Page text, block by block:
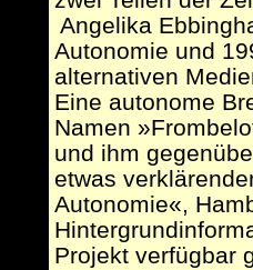
Angelika
Autonomie und
alternativen
Eine autonome
Namen
und ihm
etwas
Autonomie«,
Projekt verfügbar